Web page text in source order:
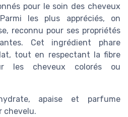
pour le soin des cheveux
les plus appréciés, on
reconnu pour ses propriétés
Cet ingrédient phare
tout en respectant la fibre
les cheveux colorés ou
apaise et parfume
chevelu.